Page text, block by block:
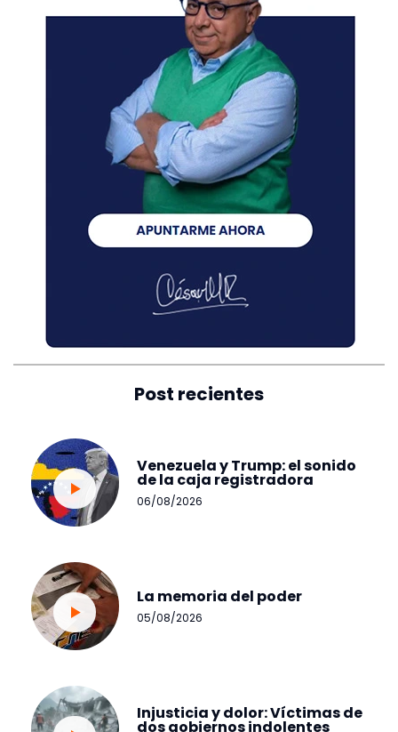
Post recientes
Venezuela y Trump: el sonido
de la caja registradora
06/08/2026
La memoria del poder
05/08/2026
Injusticia y dolor: Víctimas de
dos gobiernos indolentes